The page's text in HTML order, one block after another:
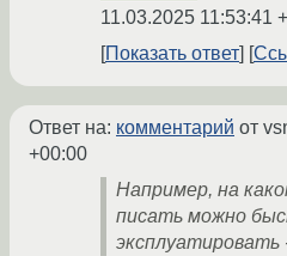
11.03.2025 11:53:41
Показать ответ
Ответ на: комментарий от
+00:00
Например, на
писать можно
эксплуатировать